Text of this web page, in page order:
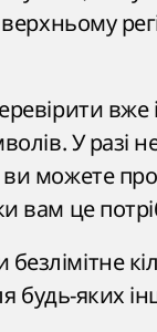
вже
У разі
можете
вам це
будь-яких